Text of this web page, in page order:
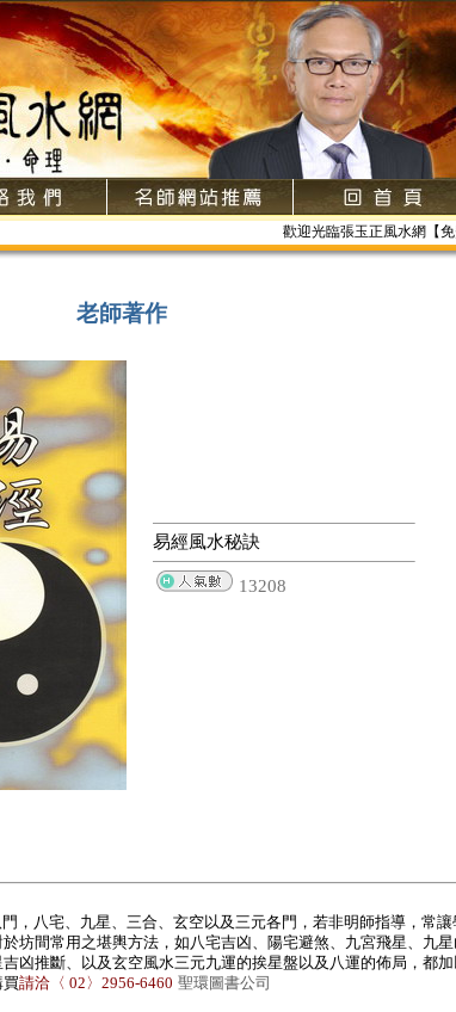
歡迎光臨張玉正風水網【免
老師著作
易經風水秘訣
13208
，八宅、九星、三合、玄空以及三元各門，若非明師指導，常讓
坊間常用之堪輿方法，如八宅吉凶、陽宅避煞、九宮飛星、九星
凶推斷、以及玄空風水三元九運的挨星盤以及八運的佈局，都加
請洽〈 02〉2956-6460 聖環圖書公司